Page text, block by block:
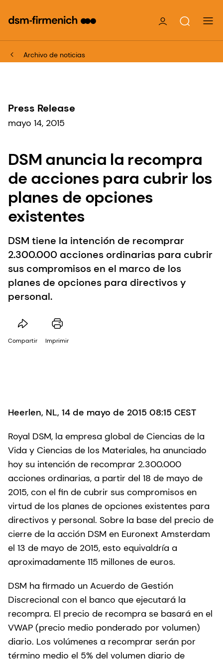
Archivo de noticias
Press Release
mayo 14, 2015
DSM anuncia la recompra
de acciones para cubrir los
planes de opciones
existentes
DSM tiene la intención de recomprar
2.300.000 acciones ordinarias para cubrir
sus compromisos en el marco de los
planes de opciones para directivos y
personal.
Compartir Imprimir
Heerlen, NL, 14 de mayo de 2015 08:15 CEST
Royal DSM, la empresa global de Ciencias de la
Vida y Ciencias de los Materiales, ha anunciado
hoy su intención de recomprar 2.300.000
acciones ordinarias, a partir del 18 de mayo de
2015, con el fin de cubrir sus compromisos en
virtud de los planes de opciones existentes para
directivos y personal. Sobre la base del precio de
cierre de la acción DSM en Euronext Amsterdam
el 13 de mayo de 2015, esto equivaldría a
aproximadamente 115 millones de euros.
DSM ha firmado un Acuerdo de Gestión
Discrecional con el banco que ejecutará la
recompra. El precio de recompra se basará en el
VWAP (precio medio ponderado por volumen)
diario. Los volúmenes a recomprar serán por
término medio el 5% del volumen diario de